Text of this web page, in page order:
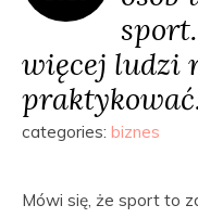
więcej ludzi
categories: biznes
Mówi się, że sport to